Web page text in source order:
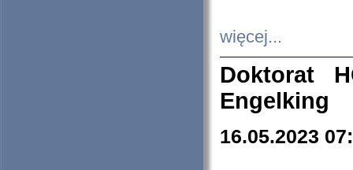
więcej...
Doktorat
Engelking
16.05.2023